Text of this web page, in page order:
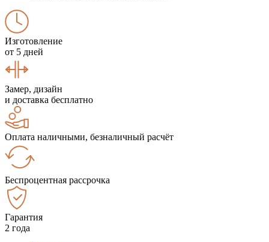
Изготовление
от 5 дней
Замер, дизайн
и доставка бесплатно
Оплата наличными, безналичный расчёт
Беспроцентная рассрочка
Гарантия
2 года